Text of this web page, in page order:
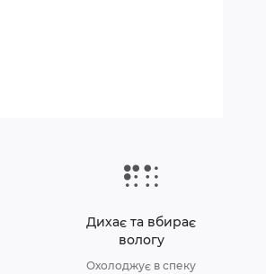
Дихає та вбирає
вологу
Охолоджує в спеку